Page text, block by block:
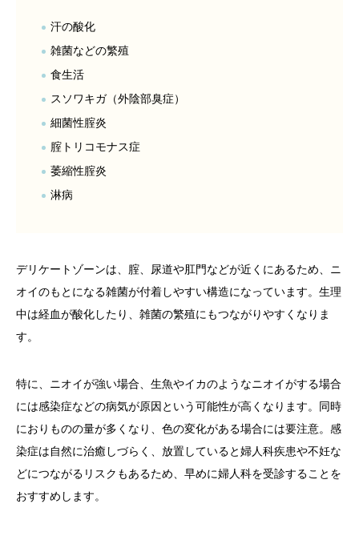
汗の酸化
雑菌などの繁殖
食生活
スソワキガ（外陰部臭症）
細菌性腟炎
腟トリコモナス症
萎縮性腟炎
淋病
デリケートゾーンは、腟、尿道や肛門などが近くにあるため、ニ
オイのもとになる雑菌が付着しやすい構造になっています。生理
中は経血が酸化したり、雑菌の繁殖にもつながりやすくなりま
す。
特に、ニオイが強い場合、生魚やイカのようなニオイがする場合
には感染症などの病気が原因という可能性が高くなります。同時
におりものの量が多くなり、色の変化がある場合には要注意。感
染症は自然に治癒しづらく、放置していると婦人科疾患や不妊な
どにつながるリスクもあるため、早めに婦人科を受診することを
おすすめします。